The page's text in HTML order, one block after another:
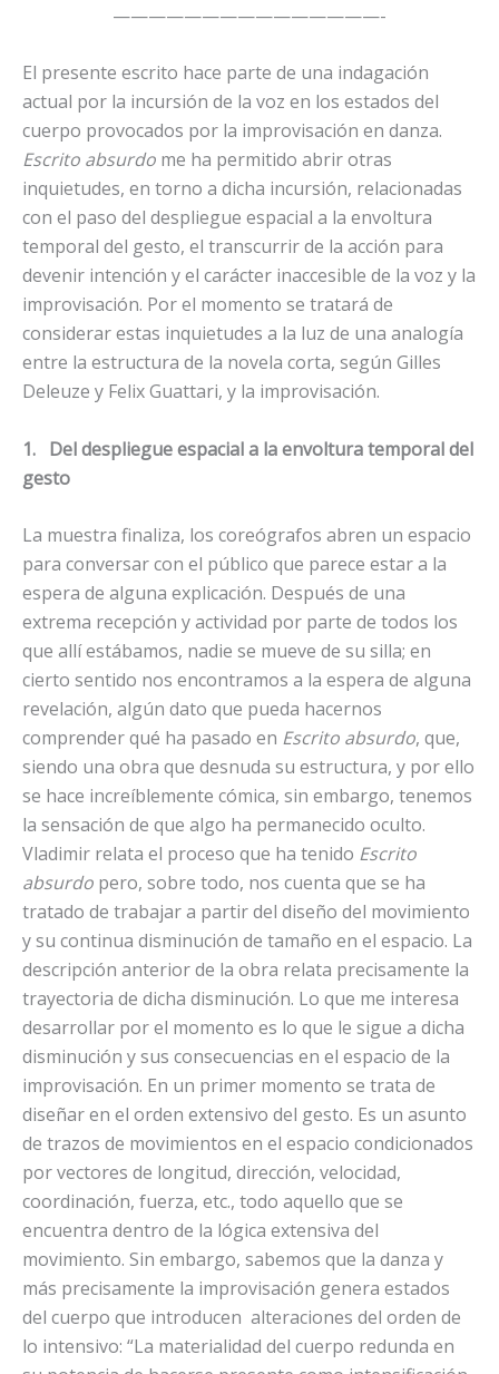
———————————————-
El presente escrito hace parte de una indagación
actual por la incursión de la voz en los estados del
cuerpo provocados por la improvisación en danza.
Escrito absurdo me ha permitido abrir otras
inquietudes, en torno a dicha incursión, relacionadas
con el paso del despliegue espacial a la envoltura
temporal del gesto, el transcurrir de la acción para
devenir intención y el carácter inaccesible de la voz y la
improvisación. Por el momento se tratará de
considerar estas inquietudes a la luz de una analogía
entre la estructura de la novela corta, según Gilles
Deleuze y Felix Guattari, y la improvisación.
1. Del despliegue espacial a la envoltura temporal del
gesto
La muestra finaliza, los coreógrafos abren un espacio
para conversar con el público que parece estar a la
espera de alguna explicación. Después de una
extrema recepción y actividad por parte de todos los
que allí estábamos, nadie se mueve de su silla; en
cierto sentido nos encontramos a la espera de alguna
revelación, algún dato que pueda hacernos
comprender qué ha pasado en Escrito absurdo, que,
siendo una obra que desnuda su estructura, y por ello
se hace increíblemente cómica, sin embargo, tenemos
la sensación de que algo ha permanecido oculto.
Vladimir relata el proceso que ha tenido Escrito
absurdo pero, sobre todo, nos cuenta que se ha
tratado de trabajar a partir del diseño del movimiento
y su continua disminución de tamaño en el espacio. La
descripción anterior de la obra relata precisamente la
trayectoria de dicha disminución. Lo que me interesa
desarrollar por el momento es lo que le sigue a dicha
disminución y sus consecuencias en el espacio de la
improvisación. En un primer momento se trata de
diseñar en el orden extensivo del gesto. Es un asunto
de trazos de movimientos en el espacio condicionados
por vectores de longitud, dirección, velocidad,
coordinación, fuerza, etc., todo aquello que se
encuentra dentro de la lógica extensiva del
movimiento. Sin embargo, sabemos que la danza y
más precisamente la improvisación genera estados
del cuerpo que introducen alteraciones del orden de
lo intensivo: “La materialidad del cuerpo redunda en